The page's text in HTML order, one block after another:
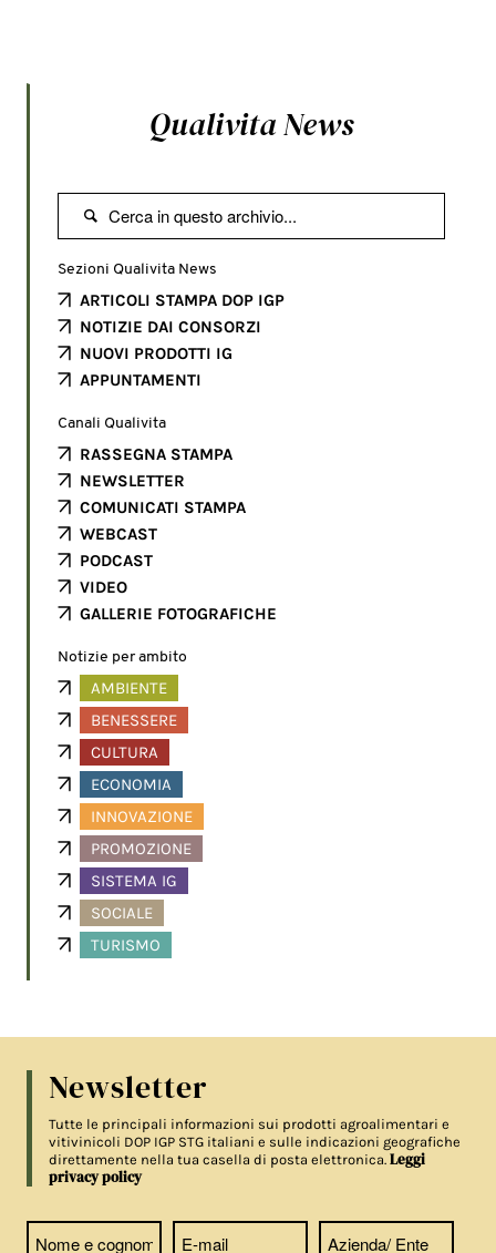
Qualivita News

Sezioni Qualivita News
ARTICOLI STAMPA DOP IGP
NOTIZIE DAI CONSORZI
NUOVI PRODOTTI IG
APPUNTAMENTI
Canali Qualivita
RASSEGNA STAMPA
NEWSLETTER
COMUNICATI STAMPA
WEBCAST
PODCAST
VIDEO
GALLERIE FOTOGRAFICHE
Notizie per ambito
AMBIENTE
BENESSERE
CULTURA
ECONOMIA
INNOVAZIONE
PROMOZIONE
SISTEMA IG
SOCIALE
TURISMO
Newsletter
Tutte le principali informazioni sui prodotti agroalimentari e
vitivinicoli DOP IGP STG italiani e sulle indicazioni geografiche
direttamente nella tua casella di posta elettronica.Leggi
privacy policy